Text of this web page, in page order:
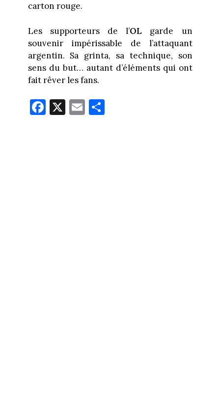
carton rouge.
Les supporteurs de l’OL garde un
souvenir impérissable de l’attaquant
argentin. Sa grinta, sa technique, son
sens du but… autant d’éléments qui ont
fait rêver les fans.
Fa
ce
X E
m
Pa